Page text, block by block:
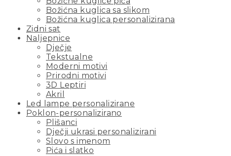
Božićna kuglica sa slikom
Božićna kuglica personalizirana
Zidni sat
Naljepnice
Dječje
Tekstualne
Moderni motivi
Prirodni motivi
3D Leptiri
Akril
Led lampe personalizirane
Poklon-personalizirano
Plišanci
Dječji ukrasi personalizirani
Slovo s imenom
Pića i slatko